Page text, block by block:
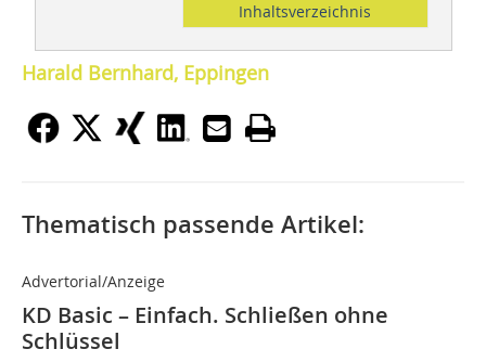
Inhaltsverzeichnis
Harald Bernhard, Eppingen
Thematisch passende Artikel:
Advertorial/Anzeige
KD Basic – Einfach. Schließen ohne
Schlüssel